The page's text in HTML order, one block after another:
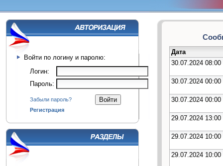
Войти по логину и паролю:
Логин:
Пароль:
Забыли пароль?
Регистрация
Дата
30.07.2024 08:00
30.07.2024 00:00
30.07.2024 00:00
29.07.2024 13:00
29.07.2024 10:00
29.07.2024 10:00